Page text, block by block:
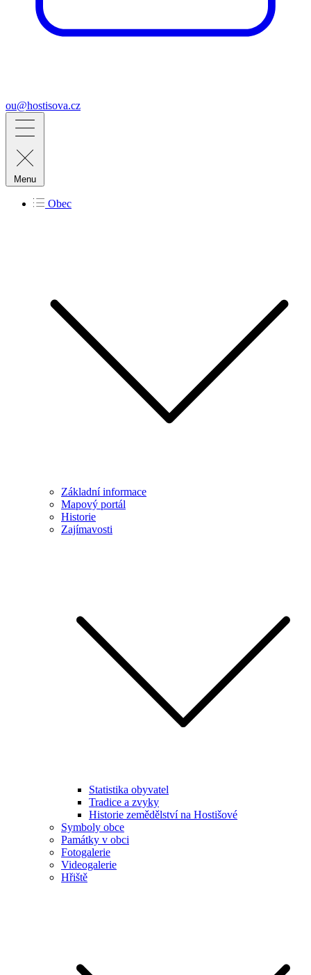
ou@hostisova.cz
Menu
Obec
Základní informace
Mapový portál
Historie
Zajímavosti
Statistika obyvatel
Tradice a zvyky
Historie zemědělství na Hostišové
Symboly obce
Památky v obci
Fotogalerie
Videogalerie
Hřiště